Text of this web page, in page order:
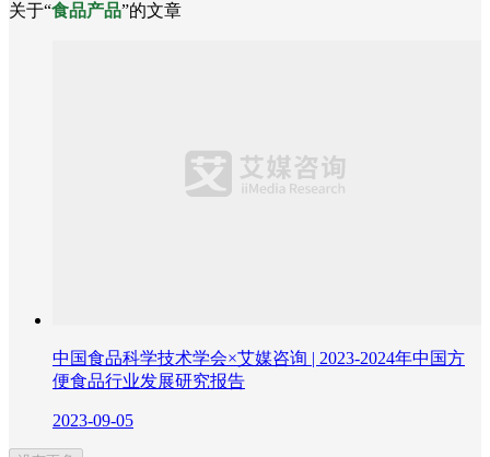
关于“食品产品”的文章
中国食品科学技术学会×艾媒咨询 | 2023-2024年中国方
便食品行业发展研究报告
2023-09-05